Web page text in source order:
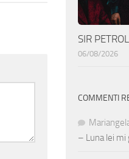
SIR
06/08/2026
COMMENTI
– Luna lei mi